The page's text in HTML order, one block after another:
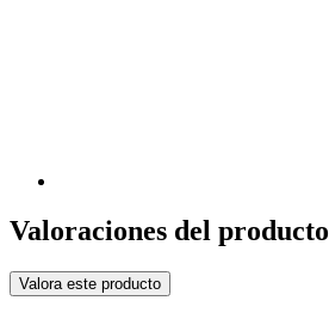
Valoraciones del producto
Valora este producto